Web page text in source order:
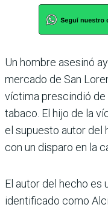
Un hombre asesinó
mercado de San
víctima prescindió
tabaco. El hijo de la
el supuesto autor del
con un disparo en la
El autor del hecho es
identificado como